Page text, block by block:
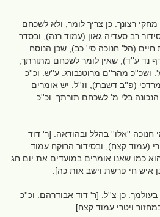
רצונך. כן צריך לומר, ולא לשכחם
רב סעדיה גאון (עמוד רנה), ובסדר
(הל' חנוכה סי' כב), שכן הנוסח
נד ע''ד), שאין לומר לשכחם מתורתך,
ושכ''כ מהר''ם מרוטנבורג. ע''ש. וכ''כ
(פ''ב דשבת), וז''ל: יש אומרים
בלי מ' לשכחם תורתך. וכ''כ
חנוכה ''אלו'' בהלל ובהודאה. [ר' דוד
(עמוד קצח), ובסידור הרוקח עמוד
כמו שאנו אומרים במועדים את יום חג
איש חי פרשת וישב אות כה].
כן צ''ל. [ר' דוד אבודרהם. וכ''כ
ויטרי עמוד קצח].